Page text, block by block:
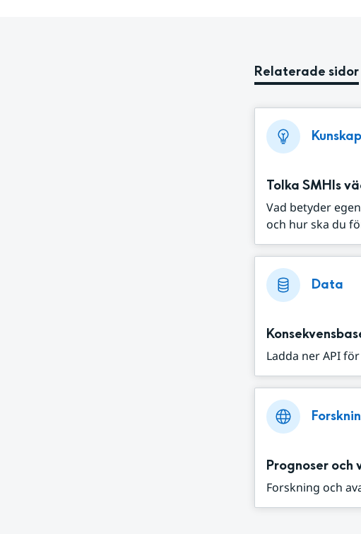
Relaterade sidor
Tolka SMHIs
Vad betyder
och hur ska du
Data
Ladda ner API
Prognoser och
Forskning och